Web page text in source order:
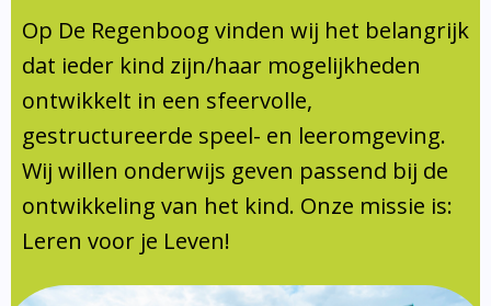
KomKids
Schoolvakanties
Ouderraad
Medezeggenschapsraad
Documentatie
Formulieren
SIKO
Contact
Samenwerkingen
Op De Regenboog vinden wij het belangrijk
dat ieder kind zijn/haar mogelijkheden
ontwikkelt in een sfeervolle,
gestructureerde speel- en leeromgeving.
Wij willen onderwijs geven passend bij de
ontwikkeling van het kind. Onze missie is:
Leren voor je Leven!